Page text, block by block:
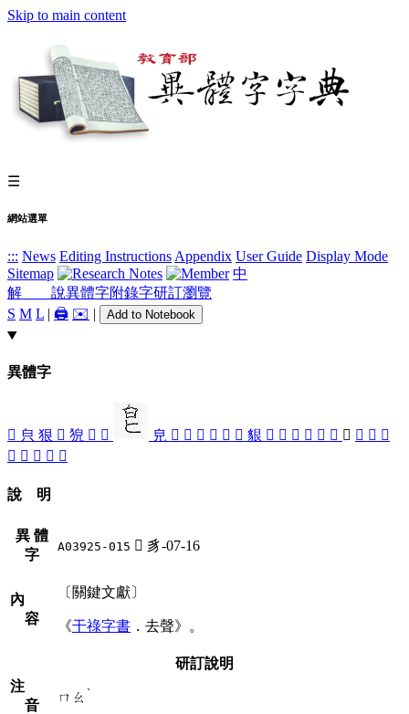
Skip to main content
☰
網站選單
::: News Editing Instructions Appendix User Guide Display Mode
Sitemap
中
解 說異體字附錄字研訂瀏覽
S M L | 🖨️ ✉️ | Add to Notebook
異體字
󰕥 㒵 狠 󵫈 㹸 󵫋 󵫐 皃 󵫌 󵫎 󵫍 󵫏 󵫒 󵫓 貇 󵫖 󵫉 𧳒 𧳖 󵫚 󵫕 󵫊 󵫔 󵫘 󵫙
󵫑 󵫗 𨉍 𨓅 䫉
說 明
異 體
字
A03925-015 󵫊 豸-07-16
內
容
〔關鍵文獻〕
《干祿字書 ．去聲》。
研訂說明
注
音
ㄇㄠ ˋ